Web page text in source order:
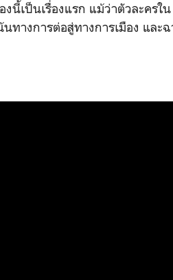
นี้เป็นเรื่องแรก แม้ว่าตัวละครใ
นทางการต่อสู่ทางการเมือง แล